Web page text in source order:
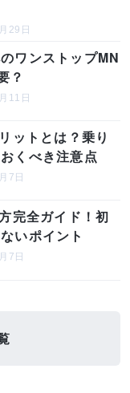
29日
ワンストップMN
？
11日
ットとは？乗り
くべき注意点
7日
完全ガイド！初
いポイント
7日